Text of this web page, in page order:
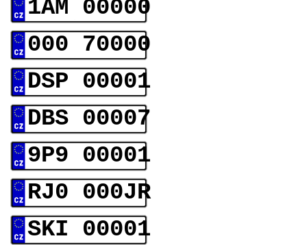
1AM 00000
000 70000
DSP 00001
DBS 00007
9P9 00001
RJ0 000JR
SKI 00001